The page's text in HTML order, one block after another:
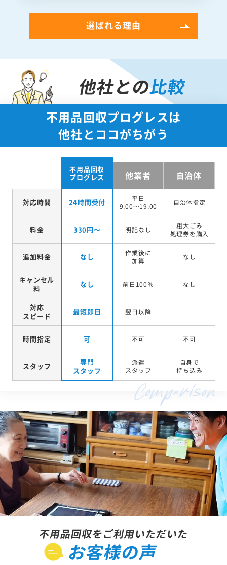
選ばれる理由
他社との比較
不用品回収プログレスは
他社とココがちがう
不用品回収
プログレス
他業者 自治体
対応時間 24時間受付
平日
9:00～19:00
自治体指定
料金 330円～ 明記なし
粗大ごみ
処理券を購入
追加料金 なし
作業後に
加算
なし
キャンセル
料
なし 前日100％ なし
対応
スピード
最短即日 翌日以降 －
時間指定 可 不可 不可
スタッフ
専門
スタッフ
派遣
スタッフ
自身で
持ち込み
不用品回収をご利用いただいた
お客様の声